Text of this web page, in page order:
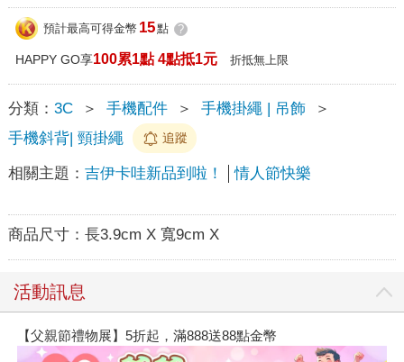
預計最高可得金幣 15點 ?
HAPPY GO享100累1點 4點抵1元 折抵無上限
分類： 3C ＞ 手機配件 ＞ 手機掛繩 | 吊飾
＞
手機斜背| 頸掛繩
追蹤
相關主題： 吉伊卡哇新品到啦！ 情人節快樂
商品尺寸： 長3.9cm X 寬9cm X
活動訊息
【父親節禮物展】5折起，滿888送88點金幣